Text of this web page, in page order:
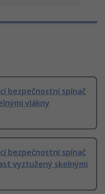
bezpečnostní spínač
vlákny
bezpečnostní spínač
vyztužený skelnými